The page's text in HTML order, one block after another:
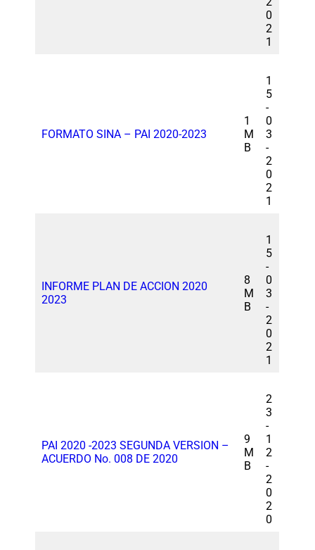
0
2
1
FORMATO SINA – PAI 2020-2023
1
M
B
1
5
-
0
3
-
2
0
2
1
INFORME PLAN DE ACCION 2020
2023
8
M
B
1
5
-
0
3
-
2
0
2
1
PAI 2020 -2023 SEGUNDA VERSION –
ACUERDO No. 008 DE 2020
9
M
B
2
3
-
1
2
-
2
0
2
0